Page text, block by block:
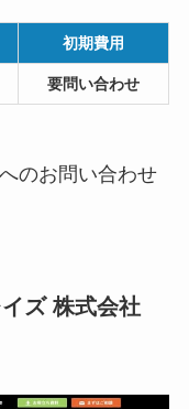
初期費用
要問い合わせ
のお問い合わせ
ズ 株式会社